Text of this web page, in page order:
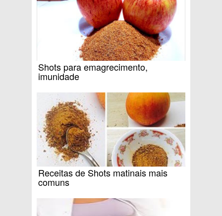
Shots para emagrecimento,
imunidade
Receitas de Shots matinais mais
comuns